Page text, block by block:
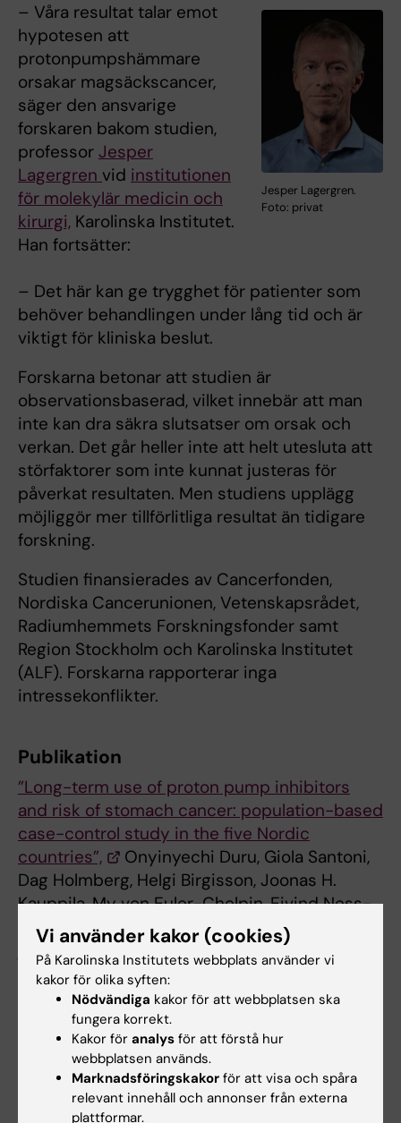
Jesper Lagergren.
Foto: privat
– Våra resultat talar emot
hypotesen att
protonpumpshämmare
orsakar magsäckscancer,
säger den ansvarige
forskaren bakom studien,
professor Jesper
Lagergren vid institutionen
för molekylär medicin och
kirurgi, Karolinska Institutet.
Han fortsätter:
– Det här kan ge trygghet för patienter som
behöver behandlingen under lång tid och är
viktigt för kliniska beslut.
Forskarna betonar att studien är
observationsbaserad, vilket innebär att man
inte kan dra säkra slutsatser om orsak och
verkan. Det går heller inte att helt utesluta att
störfaktorer som inte kunnat justeras för
påverkat resultaten. Men studiens upplägg
möjliggör mer tillförlitliga resultat än tidigare
forskning.
Studien finansierades av Cancerfonden,
Nordiska Cancerunionen, Vetenskapsrådet,
Radiumhemmets Forskningsfonder samt
Region Stockholm och Karolinska Institutet
(ALF). Forskarna rapporterar inga
intressekonflikter.
Publikation
”Long-term use of proton pump inhibitors
and risk of stomach cancer: population-based
case-control study in the five Nordic
countries”,
Onyinyechi Duru, Giola Santoni,
Dag Holmberg, Helgi Birgisson, Joonas H.
Kauppila, My von Euler-Chelpin, Eivind Ness-
Jensen, Jesper Lagergren,The BMJ
januari 2025, doi: 10.1136/bmj-2025-086384.
Cancer och onkologi
Uppdaterad av:
Anne Hammarskjöld 2026-01-23
Vi använder kakor (cookies)
På Karolinska Institutets webbplats använder vi
kakor för olika syften:
Nödvändiga kakor för att webbplatsen ska
fungera korrekt.
Kakor för analys för att förstå hur
webbplatsen används.
Marknadsföringskakor för att visa och spåra
relevant innehåll och annonser från externa
plattformar.